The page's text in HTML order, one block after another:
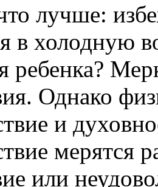
лучше:
в холодную
ребенка?
Однако
и
мерятся
или